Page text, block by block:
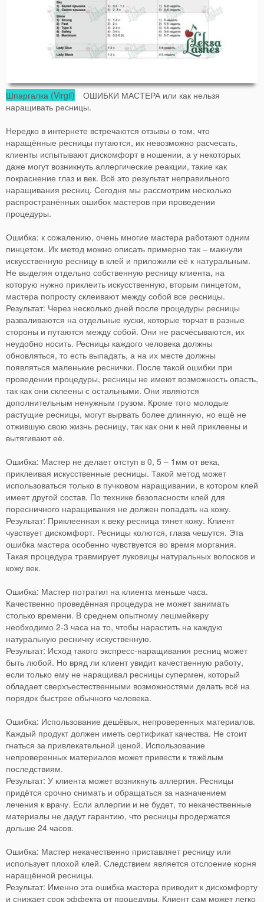
Шпаргалка (Virgil) ОШИБКИ МАСТЕРА или как нельзя
наращивать ресницы.
Нередко в интернете встречаются отзывы о том, что
наращённые ресницы путаются, их невозможно расчесать,
клиенты испытывают дискомфорт в ношении, а у некоторых
даже могут возникнуть аллергические реакции, такие как
покраснение глаз и век. Всё это результат неправильного
наращивания ресниц. Сегодня мы рассмотрим несколько
распространённых ошибок мастеров при проведении
процедуры.
Ошибка: к сожалению, очень многие мастера работают одним
пинцетом. Их метод можно описать примерно так – макнули
искусственную ресницу в клей и приложили её к натуральным.
Не выделяя отдельно собственную ресницу клиента, на
которую нужно приклеить искусственную, вторым пинцетом,
мастера попросту склеивают между собой все ресницы.
Результат: Через несколько дней после процедуры ресницы
разваливаются на отдельные куски, которые торчат в разные
стороны и путаются между собой. Они не расчёсываются, их
неудобно носить. Ресницы каждого человека должны
обновляться, то есть выпадать, а на их месте должны
появляться маленькие реснички. После такой ошибки при
проведении процедуры, ресницы не имеют возможность опасть,
так как они склеены с остальными. Они являются
дополнительным ненужным грузом. Кроме того молодые
растущие ресницы, могут вырвать более длинную, но ещё не
отжившую свою жизнь ресницу, так как они к ней приклеены и
вытягивают её.
Ошибка: Мастер не делает отступ в 0, 5 – 1мм от века,
приклеивая искусственные ресницы. Такой метод может
использоваться только в пучковом наращивании, в котором клей
имеет другой состав. По технике безопасности клей для
поресничного наращивания не должен попадать на кожу.
Результат: Приклеенная к веку ресница тянет кожу. Клиент
чувствует дискомфорт. Ресницы колются, глаза чешутся. Эта
ошибка мастера особенно чувствуется во время моргания.
Такая процедура травмирует луковицы натуральных волосков и
кожу век.
Ошибка: Мастер потратил на клиента меньше часа.
Качественно проведённая процедура не может занимать
столько времени. В среднем опытному лешмейкеру
необходимо 2-3 часа на то, чтобы нарастить на каждую
натуральную ресничку искуственную.
Результат: Исход такого экспресс‑наращивания ресниц может
быть любой. Но вряд ли клиент увидит качественную работу,
если только ему не наращивал ресницы супермен, который
обладает сверхъестественными возможностями делать всё на
порядок быстрее обычного человека.
Ошибка: Использование дешёвых, непроверенных материалов.
Каждый продукт должен иметь сертификат качества. Не стоит
гнаться за привлекательной ценой. Использование
непроверенных материалов может привести к тяжёлым
последствиям.
Результат: У клиента может возникнуть аллергия. Ресницы
придётся срочно снимать и обращаться за назначением
лечения к врачу. Если аллергии и не будет, то некачественные
материалы не дадут гарантию, что ресницы продержатся
дольше 24 часов.
Ошибка: Мастер некачественно приставляет ресницу или
использует плохой клей. Следствием является отслоение корня
наращённой ресницы.
Результат: Именно эта ошибка мастера приводит к дискомфорту
и снижает срок эффекта от процедуры. Клиент сам может легко